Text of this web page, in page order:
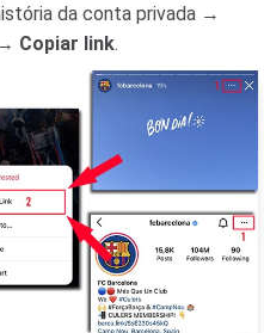
da conta privada →
→ Copiar link.